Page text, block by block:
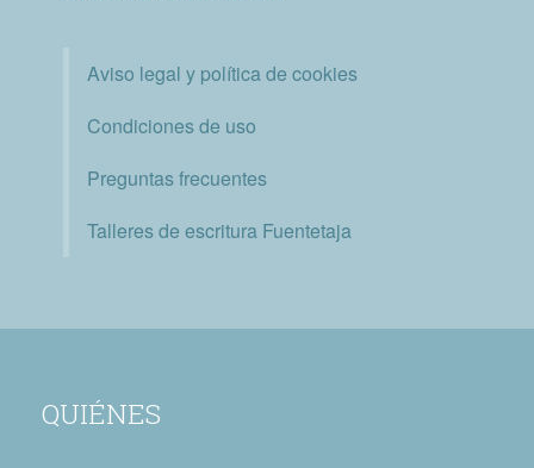
Aviso legal y política de cookies
Condiciones de uso
Preguntas frecuentes
Talleres de escritura Fuentetaja
QUIÉNES